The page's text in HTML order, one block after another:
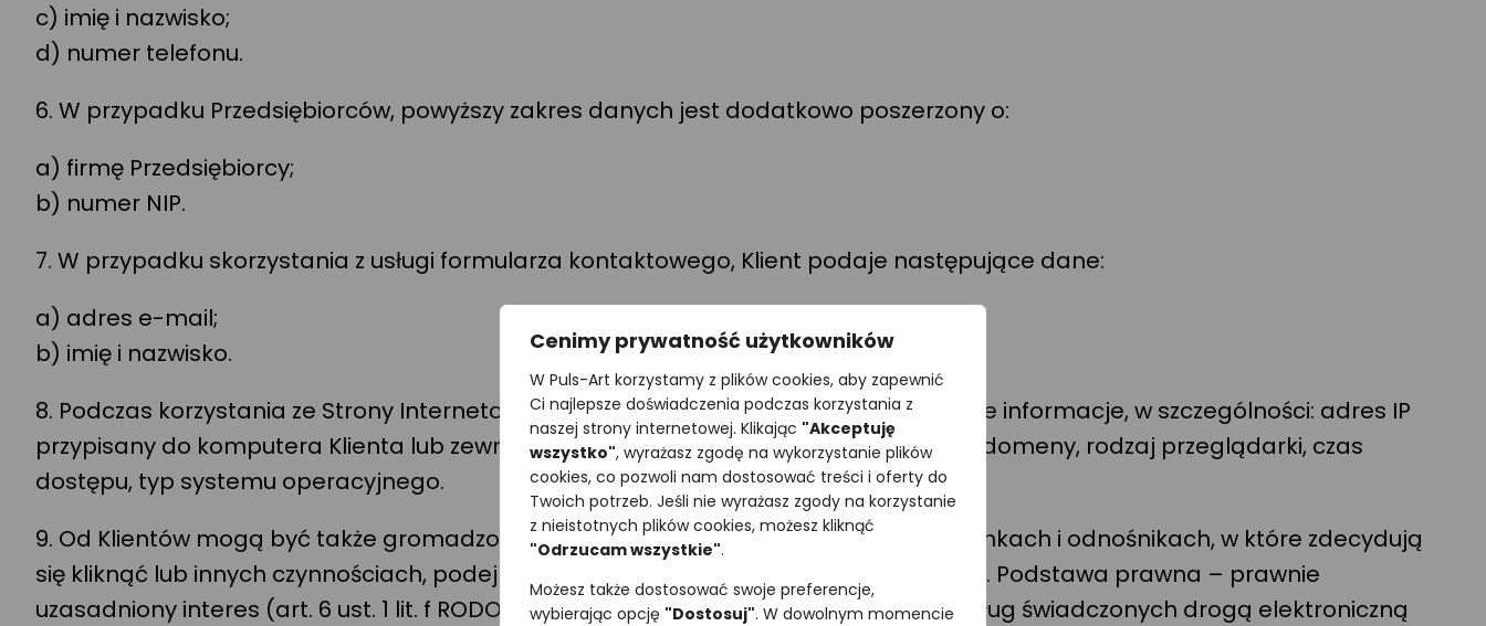
Cenimy prywatność użytkowników
W Puls-Art korzystamy z plików cookies, aby zapewnić
Ci najlepsze doświadczenia podczas korzystania z
naszej strony internetowej. Klikając "Akceptuję
wszystko", wyrażasz zgodę na wykorzystanie plików
cookies, co pozwoli nam dostosować treści i oferty do
Twoich potrzeb. Jeśli nie wyrażasz zgody na korzystanie
z nieistotnych plików cookies, możesz kliknąć
"Odrzucam wszystkie".
Możesz także dostosować swoje preferencje,
wybierając opcję "Dostosuj". W dowolnym momencie
c) imię i nazwisko;
d) numer telefonu.
6. W przypadku Przedsiębiorców, powyższy zakres danych jest dodatkowo poszerzony o:
a) firmę Przedsiębiorcy;
b) numer NIP.
7. W przypadku skorzystania z usługi formularza kontaktowego, Klient podaje następujące dane:
a) adres e-mail;
b) imię i nazwisko.
8. Podczas korzystania ze Strony Internetowej Sklepu mogą być pobierane dodatkowe informacje, w szczególności: adres IP
przypisany do komputera Klienta lub zewnętrzny adres IP dostawcy Internetu, nazwa domeny, rodzaj przeglądarki, czas
dostępu, typ systemu operacyjnego.
9. Od Klientów mogą być także gromadzone dane nawigacyjne, w tym informacje o linkach i odnośnikach, w które zdecydują
się kliknąć lub innych czynnościach, podejmowanych w naszym Sklepie Internetowym. Podstawa prawna – prawnie
uzasadniony interes (art. 6 ust. 1 lit. f RODO), polegający na ułatwieniu korzystania z usług świadczonych drogą elektroniczną